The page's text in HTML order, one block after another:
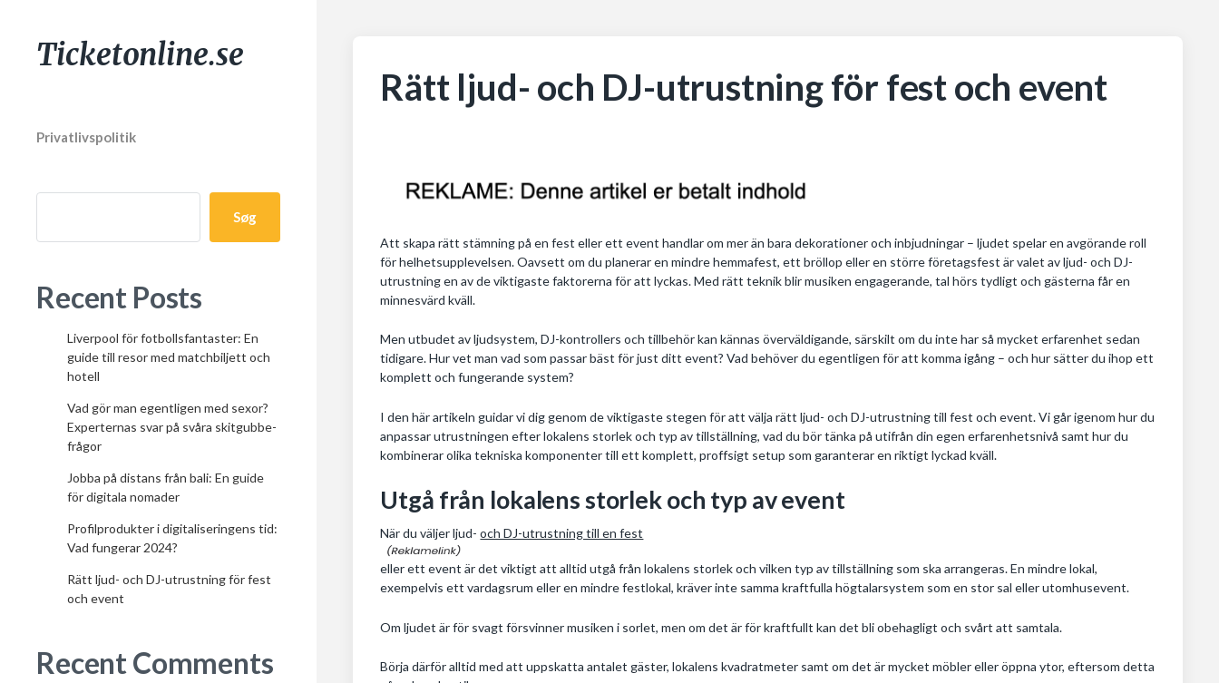
Ticketonline.se
Privatlivspolitik
Søg
Recent Posts
Liverpool för fotbollsfantaster: En
guide till resor med matchbiljett och
hotell
Vad gör man egentligen med sexor?
Experternas svar på svåra skitgubbe-
frågor
Jobba på distans från bali: En guide
för digitala nomader
Profilprodukter i digitaliseringens tid:
Vad fungerar 2024?
Rätt ljud- och DJ-utrustning för fest
och event
Recent Comments
Rätt ljud- och DJ-utrustning för fest och event
Att skapa rätt stämning på en fest eller ett event handlar om mer än bara dekorationer och inbjudningar – ljudet spelar en avgörande roll
för helhetsupplevelsen. Oavsett om du planerar en mindre hemmafest, ett bröllop eller en större företagsfest är valet av ljud- och DJ-
utrustning en av de viktigaste faktorerna för att lyckas. Med rätt teknik blir musiken engagerande, tal hörs tydligt och gästerna får en
minnesvärd kväll.
Men utbudet av ljudsystem, DJ-kontrollers och tillbehör kan kännas överväldigande, särskilt om du inte har så mycket erfarenhet sedan
tidigare. Hur vet man vad som passar bäst för just ditt event? Vad behöver du egentligen för att komma igång – och hur sätter du ihop ett
komplett och fungerande system?
I den här artikeln guidar vi dig genom de viktigaste stegen för att välja rätt ljud- och DJ-utrustning till fest och event. Vi går igenom hur du
anpassar utrustningen efter lokalens storlek och typ av tillställning, vad du bör tänka på utifrån din egen erfarenhetsnivå samt hur du
kombinerar olika tekniska komponenter till ett komplett, proffsigt setup som garanterar en riktigt lyckad kväll.
Utgå från lokalens storlek och typ av event
När du väljer ljud-och DJ-utrustning till en fest
eller ett event är det viktigt att alltid utgå från lokalens storlek och vilken typ av tillställning som ska arrangeras. En mindre lokal,
exempelvis ett vardagsrum eller en mindre festlokal, kräver inte samma kraftfulla högtalarsystem som en stor sal eller utomhusevent.
Om ljudet är för svagt försvinner musiken i sorlet, men om det är för kraftfullt kan det bli obehagligt och svårt att samtala.
Börja därför alltid med att uppskatta antalet gäster, lokalens kvadratmeter samt om det är mycket möbler eller öppna ytor, eftersom detta